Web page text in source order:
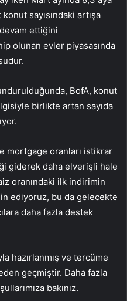
sayısındaki artışa
ettiğini
olunan evler piyasasında
BofA, konut
ilgisiyle birlikte artan sayıda
mortgage oranları istikrar
giderek daha elverişli hale
oranındaki ilk indirimin
ediyoruz, bu da gelecekte
daha fazla destek
hazırlanmış ve tercüme
geçmiştir. Daha fazla
bakınız.